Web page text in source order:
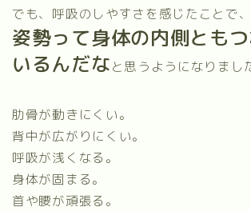
でも、呼吸のしやすさを感じたことで、
姿勢って身体の内側とも
いるんだなと思うようになりまし
肋骨が動きにくい。
背中が広がりにくい。
呼吸が浅くなる。
身体が固まる。
首や腰が頑張る。